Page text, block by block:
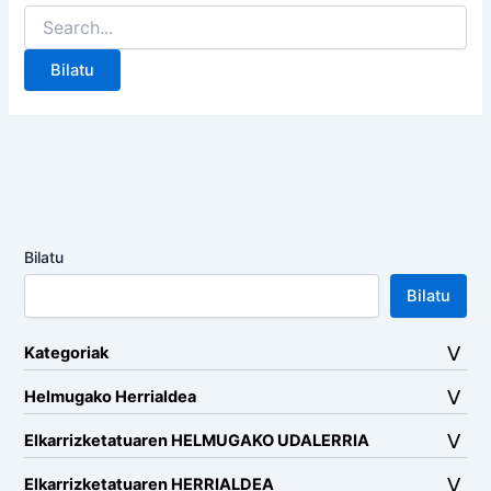
Search
for:
Bilatu
Bilatu
Kategoriak
Helmugako Herrialdea
Elkarrizketatuaren HELMUGAKO UDALERRIA
Elkarrizketatuaren HERRIALDEA